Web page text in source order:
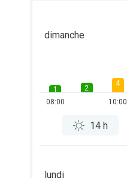
dimanche
1
08:00
2
4
10:00
14 h
lundi